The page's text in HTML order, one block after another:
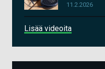
11.2.2026
Lisää videoita